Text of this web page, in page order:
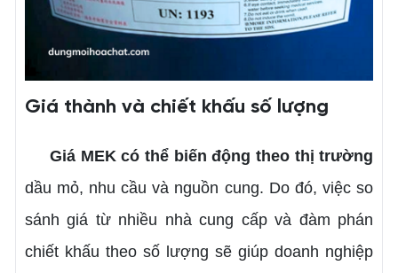
Giá thành và chiết khấu số lượng
Giá MEK có thể biến động theo thị trường
dầu mỏ, nhu cầu và nguồn cung. Do đó, việc so
sánh giá từ nhiều nhà cung cấp và đàm phán
chiết khấu theo số lượng sẽ giúp doanh nghiệp